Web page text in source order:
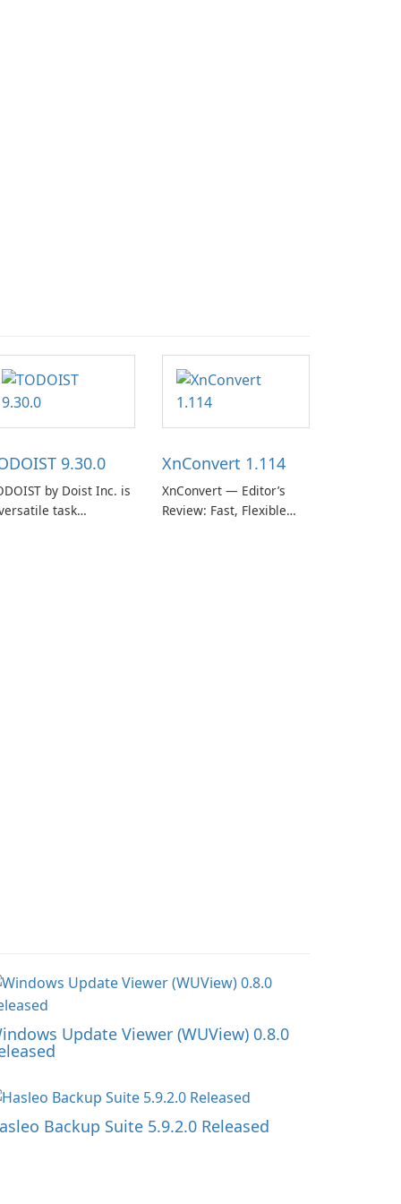
9.30.0
by Doist Inc. is
task
XnConvert 1.114
XnConvert — Editor’s
Review: Fast, Flexible
Update Viewer (WUView) 0.8.0
Backup Suite 5.9.2.0 Released